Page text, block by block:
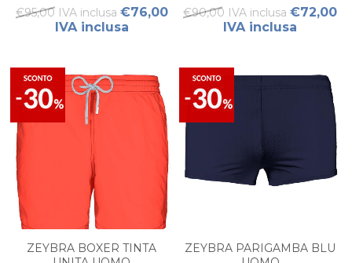
€95,00 IVA inclusa €76,00
IVA inclusa
€90,00 IVA inclusa €72,00
IVA inclusa
ZEYBRA BOXER TINTA
ZEYBRA PARIGAMBA BLU